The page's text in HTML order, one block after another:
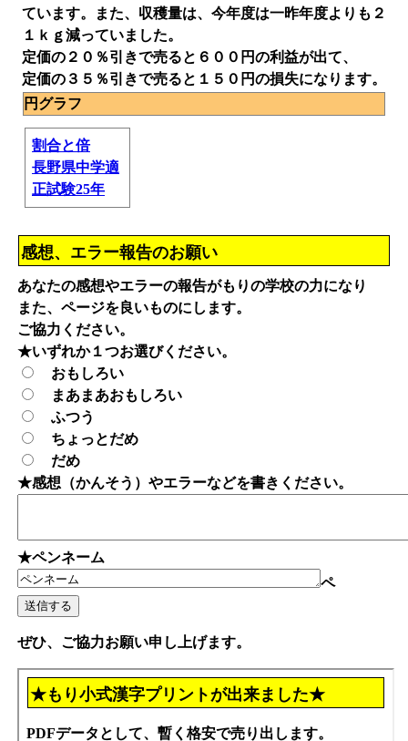
ています。また、収穫量は、今年度は一昨年度よりも２
１ｋｇ減っていました。
定価の２０％引きで売ると６００円の利益が出て、
定価の３５％引きで売ると１５０円の損失になります。
円グラフ
割合と倍
長野県中学適
正試験25年
感想、エラー報告のお願い
あなたの感想やエラーの報告がもりの学校の力になり
また、ページを良いものにします。
ご協力ください。
★いずれか１つお選びください。
おもしろい
まあまあおもしろい
ふつう
ちょっとだめ
だめ
★感想（かんそう）やエラーなどを書きください。
★ペンネーム
ペ
ぜひ、ご協力お願い申し上げます。